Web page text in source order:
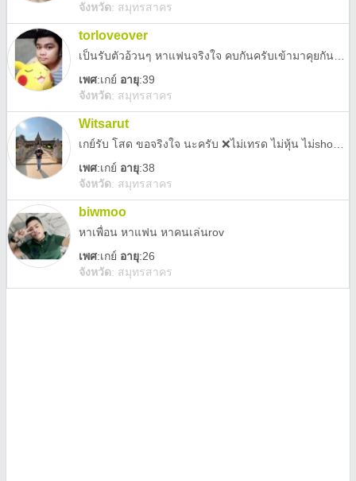
จังหวัด: สมุทรสาคร
torloveover
เพศ:เกย์ อายุ:39
จังหวัด: สมุทรสาคร
Witsarut
เพศ:เกย์ อายุ:38
จังหวัด: สมุทรสาคร
biwmoo
หาเพื่อน หาแฟน หาคนเล่นrov
เพศ:เกย์ อายุ:26
จังหวัด: สมุทรสาคร